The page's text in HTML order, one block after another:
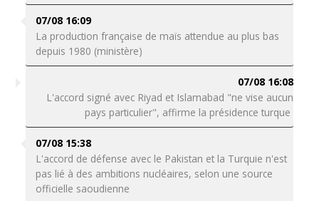
07/08 16:09
La production française de maïs attendue au plus bas
depuis 1980 (ministère)
07/08 16:08
L'accord signé avec Riyad et Islamabad "ne vise aucun
pays particulier", affirme la présidence turque
07/08 15:38
L'accord de défense avec le Pakistan et la Turquie n'est
pas lié à des ambitions nucléaires, selon une source
officielle saoudienne